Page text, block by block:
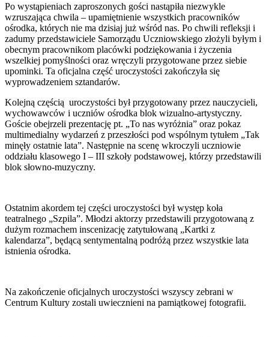
Po wystąpieniach zaproszonych gości nastąpiła niezwykle
wzruszająca chwila – upamiętnienie wszystkich pracowników
ośrodka, których nie ma dzisiaj już wśród nas. Po chwili refleksji i
zadumy przedstawiciele Samorządu Uczniowskiego złożyli byłym i
obecnym pracownikom placówki podziękowania i życzenia
wszelkiej pomyślności oraz wręczyli przygotowane przez siebie
upominki. Ta oficjalna część uroczystości zakończyła się
wyprowadzeniem sztandarów.
Kolejną częścią uroczystości był przygotowany przez nauczycieli,
wychowawców i uczniów ośrodka blok wizualno-artystyczny.
Goście obejrzeli prezentację pt. „To nas wyróżnia” oraz pokaz
multimedialny wydarzeń z przeszłości pod wspólnym tytułem „Tak
minęły ostatnie lata”. Następnie na scenę wkroczyli uczniowie
oddziału klasowego I – III szkoły podstawowej, którzy przedstawili
blok słowno-muzyczny.
Ostatnim akordem tej części uroczystości był występ koła
teatralnego „Szpila”. Młodzi aktorzy przedstawili przygotowaną z
dużym rozmachem inscenizację zatytułowaną „Kartki z
kalendarza”, będącą sentymentalną podróżą przez wszystkie lata
istnienia ośrodka.
Na zakończenie oficjalnych uroczystości wszyscy zebrani w
Centrum Kultury zostali uwiecznieni na pamiątkowej fotografii.